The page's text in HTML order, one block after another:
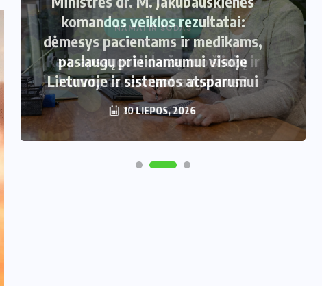
komandos veiklos rezultatai:
dėmesys pacientams ir medikams,
paslaugų prieinamumui visoje
Lietuvoje ir sistemos atsparumui
10 LIEPOS, 2026